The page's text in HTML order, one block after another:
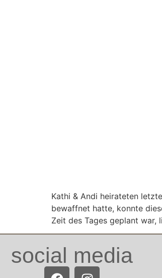
Kathi & Andi heirateten
bewaffnet hatte, konnte
Zeit des Tages geplant
social media